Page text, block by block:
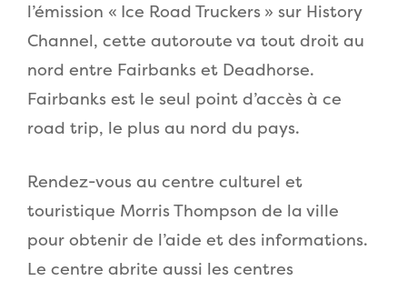
l’émission « Ice Road Truckers » sur History
Channel, cette autoroute va tout droit au
nord entre Fairbanks et Deadhorse.
Fairbanks est le seul point d’accès à ce
road trip, le plus au nord du pays.
Rendez-vous au centre culturel et
touristique Morris Thompson de la ville
pour obtenir de l’aide et des informations.
Le centre abrite aussi les centres